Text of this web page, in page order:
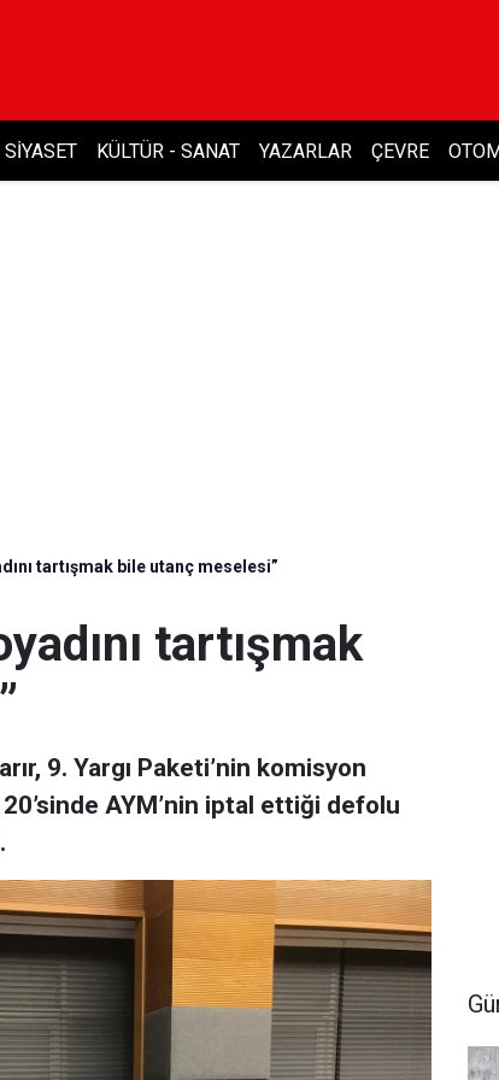
SIYASET KÜLTÜR - SANAT YAZARLAR ÇEVRE
tartışmak bile utanç meselesi”
tartışmak
9. Yargı Paketi’nin komisyon
AYM’nin iptal ettiği defolu